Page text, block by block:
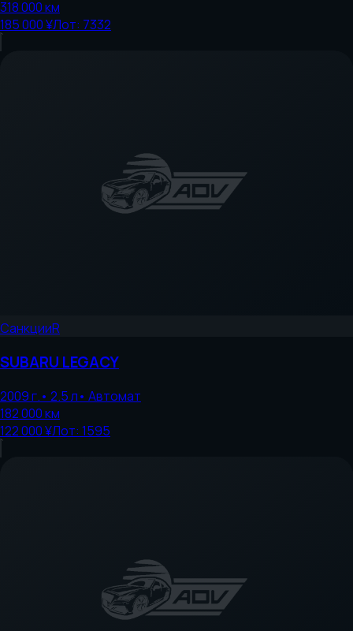
318 000км
185 000 ¥Лот: 7332
СанкцииR
SUBARU LEGACY
2009г.• 2.5л• Автомат
182 000км
122 000 ¥Лот: 1595